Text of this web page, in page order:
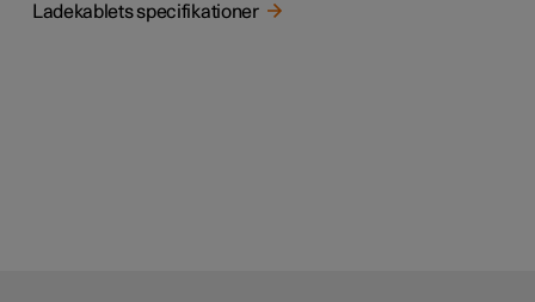
Ladekablets specifikationer